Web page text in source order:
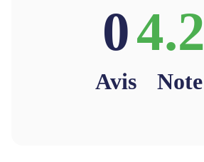
0
Avis
4.2
Note